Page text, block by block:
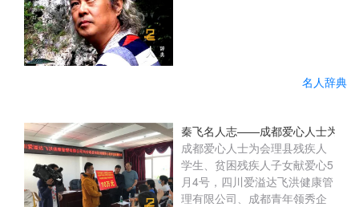
名人辞典
秦飞名人志——成都爱心人士为会
成都爱心人士为会理县残疾人
学生、贫困残疾人子女献爱心5
月4号，四川爱溢达飞洪健康管
理有限公司、成都青年领秀企